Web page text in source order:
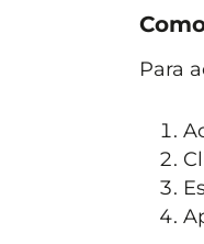
Para